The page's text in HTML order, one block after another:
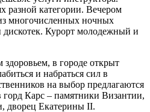
разной категории. Вечером
многочисленных ночных
дискотек. Курорт молодежный и
здоровьем, в городе открыт
и набраться сил в
на выбор предлагаются
горд Карс – памятники Византии,
дворец Екатерины II.